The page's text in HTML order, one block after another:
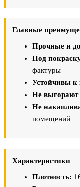
Главные
Прочные и
Под
фактуры
Устойчивы к
Не выгорают
Не
помещений
Характеристики
Плотность: